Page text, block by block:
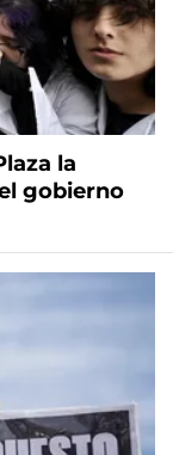
la
gobierno